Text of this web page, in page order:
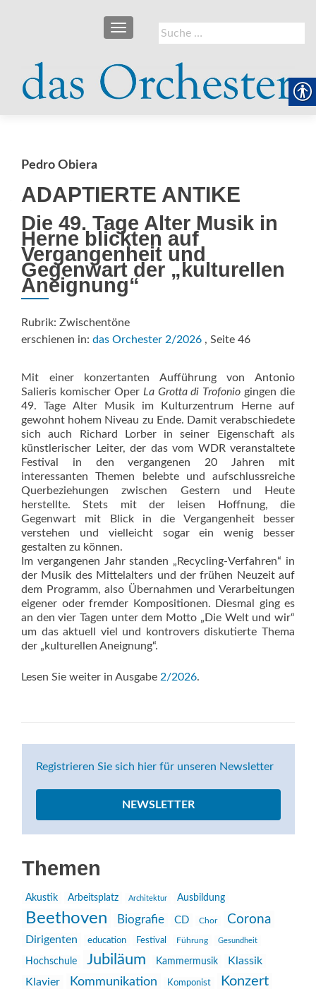
Suche
nach:
SCHALTE NAVIGATION
Pedro Obiera
ADAPTIERTE ANTIKE
Die 49. Tage Alter Musik in
Herne blickten auf
Vergangenheit und
Gegenwart der „kulturellen
Aneignung“
Rubrik: Zwischentöne
erschienen in: das Orchester 2/2026 , Seite 46
Mit einer konzertanten Aufführung von Antonio
Salieris komischer Oper La Grotta di Trofonio gingen die
49. Tage Alter Musik im Kulturzentrum Herne auf
gewohnt hohem Niveau zu Ende. Damit verabschiedete
sich auch Richard Lorber in seiner Eigenschaft als
künstlerischer Leiter, der das vom WDR veranstaltete
Festival in den vergangenen 20 Jahren mit
interessanten Themen belebte und aufschlussreiche
Querbeziehungen zwischen Gestern und Heute
herstellte. Stets mit der leisen Hoffnung, die
Gegenwart mit Blick in die Vergangenheit besser
verstehen und vielleicht sogar ein wenig besser
gestalten zu können.
Im vergangenen Jahr standen „Recycling-Verfahren“ in
der Musik des Mittelalters und der frühen Neuzeit auf
dem Programm, also Übernahmen und Verarbeitungen
eigener oder fremder Kompositionen. Diesmal ging es
an den vier Tagen unter dem Motto „Die Welt und wir“
um das aktuell viel und kontrovers diskutierte Thema
der „kulturellen Aneignung“.
Lesen Sie weiter in Ausgabe 2/2026.
Registrieren Sie sich hier für unseren Newsletter
NEWSLETTER
Themen
Akustik Arbeitsplatz Architektur Ausbildung
Beethoven Biografie CD Chor Corona
Dirigenten education Festival Führung Gesundheit
Hochschule Jubiläum Kammermusik
Klassik
Klavier
Kommunikation Komponist Konzert